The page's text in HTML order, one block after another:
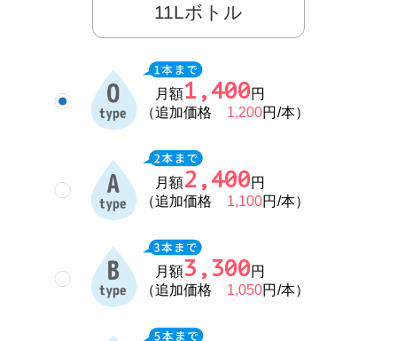
11Lボトル
月額1,400円
（追加価格 1,200円/本）
月額2,400円
（追加価格 1,100円/本）
月額3,300円
（追加価格 1,050円/本）